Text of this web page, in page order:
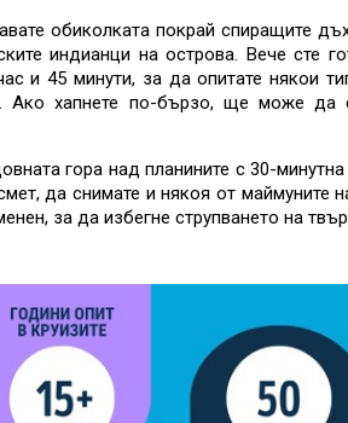
обиколката покрай спиращите
индианци на острова. Вече сте
и 45 минути, за да опитате някои
Ако хапнете по-бързо, ще може да
гора над планините с 30-
да снимате и някоя от
за да избегне струпването на